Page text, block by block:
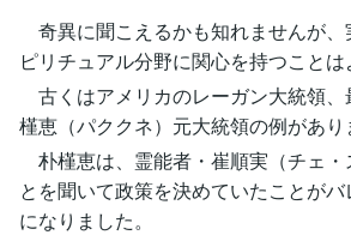
奇異に聞こえるかも知れませんが、
ピリチュアル分野に関心を持つことは
古くはアメリカのレーガン大統領
槿恵（パククネ）元大統領の例があり
朴槿恵は、霊能者・崔順実（チェ・
とを聞いて政策を決めていたことが
になりました。